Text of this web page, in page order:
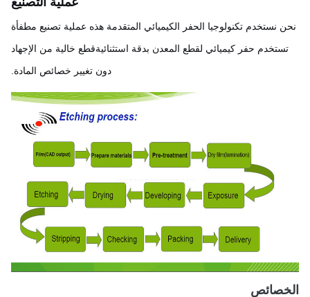
نستخدم تكنولوجيا الحفر الكيميائي المتقدمة هذه عملية تصنيع مطفأة
تستخدم حفر كيميائي لقطع المعدن بدقة استثنائيةقطع خالية من الإجهاد
دون تغيير خصائص المادة.